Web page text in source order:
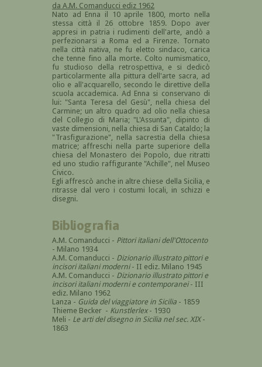
da A.M. Comanducci ediz 1962
Nato ad Enna il 10 aprile 1800, morto nella
stessa città il 26 ottobre 1859. Dopo aver
appresi in patria i rudimenti dell'arte, andò a
perfezionarsi a Roma ed a Firenze. Tornato
nella città nativa, ne fu eletto sindaco, carica
che tenne fino alla morte. Colto numismatico,
fu studioso della retrospettiva, e si dedicò
particolarmente alla pittura dell'arte sacra, ad
olio e all'acquarello, secondo le direttive della
scuola accademica. Ad Enna si conservano di
lui: "Santa Teresa del Gesù", nella chiesa del
Carmine; un altro quadro ad olio nella chiesa
del Collegio di Maria; "L'Assunta", dipinto di
vaste dimensioni, nella chiesa di San Cataldo; la
"Trasfigurazione", nella sacrestia della chiesa
matrice; affreschi nella parte superiore della
chiesa del Monastero dei Popolo, due ritratti
ed uno studio raffigurante "Achille", nel Museo
Civico.
Egli affrescò anche in altre chiese della Sicilia, e
ritrasse dal vero i costumi locali, in schizzi e
disegni.
Bibliografia
A.M. Comanducci - Pittori italiani dell'Ottocento
- Milano 1934
A.M. Comanducci - Dizionario illustrato pittori e
incisori italiani moderni- II ediz. Milano 1945
A.M. Comanducci - Dizionario illustrato pittori e
incisori italiani moderni e contemporanei- III
ediz. Milano 1962
Lanza - Guida del viaggiatore in Sicilia - 1859
Thieme Becker - Kunstlerlex- 1930
Meli - Le arti del disegno in Sicilia nel sec. XIX-
1863